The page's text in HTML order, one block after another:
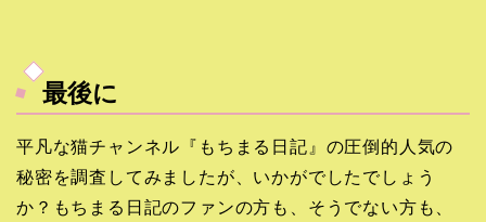
最後に
平凡な猫チャンネル『もちまる日記』の圧倒的人気の
秘密を調査してみましたが、いかがでしたでしょう
か？もちまる日記のファンの方も、そうでない方も、